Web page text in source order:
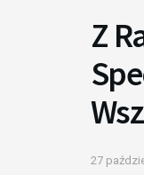
Z
27